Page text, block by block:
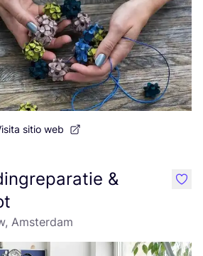
sitio web
&
Amsterdam
like